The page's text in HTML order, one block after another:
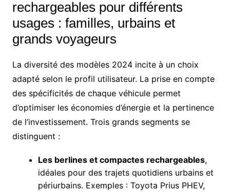
rechargeables pour différents
usages : familles, urbains et
grands voyageurs
La diversité des modèles 2024 incite à un choix
adapté selon le profil utilisateur. La prise en compte
des spécificités de chaque véhicule permet
d’optimiser les économies d’énergie et la pertinence
de l’investissement. Trois grands segments se
distinguent :
Les berlines et compactes rechargeables,
idéales pour des trajets quotidiens urbains et
périurbains. Exemples : Toyota Prius PHEV,